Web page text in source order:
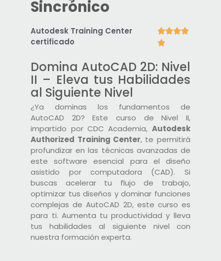
Sincrónico
Autodesk Training Center
certificado


Domina AutoCAD 2D: Nivel
II – Eleva tus Habilidades
al Siguiente Nivel
¿Ya dominas los fundamentos de
AutoCAD 2D? Este curso de Nivel II,
impartido por CDC Academia, Autodesk
Authorized Training Center, te permitirá
profundizar en las técnicas avanzadas de
este software esencial para el diseño
asistido por computadora (CAD). Si
buscas acelerar tu flujo de trabajo,
optimizar tus diseños y dominar funciones
complejas de AutoCAD 2D, este curso es
para ti. Aumenta tu productividad y lleva
tus habilidades al siguiente nivel con
nuestra formación experta.